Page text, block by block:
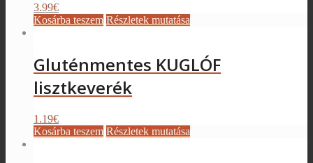
3.99€
Kosárba teszem Részletek mutatása
Gluténmentes KUGLÓF
lisztkeverék
1.19€
Kosárba teszem Részletek mutatása